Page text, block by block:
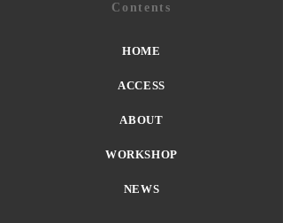
Contents
HOME
ACCESS
ABOUT
WORKSHOP
NEWS